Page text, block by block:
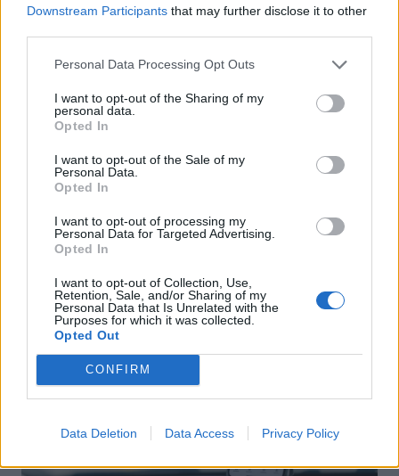
Downstream Participants that may further disclose it to other
Personal Data Processing Opt Outs
I want to opt-out of the Sharing of my
personal data.
Opted In
I want to opt-out of the Sale of my
Personal Data.
Opted In
I want to opt-out of processing my
Personal Data for Targeted Advertising.
Opted In
I want to opt-out of Collection, Use,
Retention, Sale, and/or Sharing of my
Personal Data that Is Unrelated with the
Purposes for which it was collected.
Opted Out
CONFIRM
Data Deletion Data Access Privacy Policy
Actus Info
Aston Martin au bord du gouffre : crise
financière et bataille juridique imminente